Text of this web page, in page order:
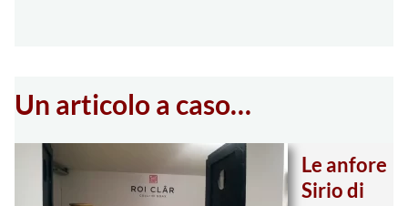
Un articolo a caso…
Le anfore
Sirio di